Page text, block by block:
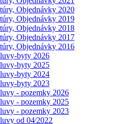
Objednávky 2020
Objednávky 2019
Objednávky 2018
Objednávky 2017
Objednávky 2016
byty 2026
byty 2025
byty 2024
byty 2023
- pozemky 2026
- pozemky 2025
- pozemky 2023
od 04⁄2022